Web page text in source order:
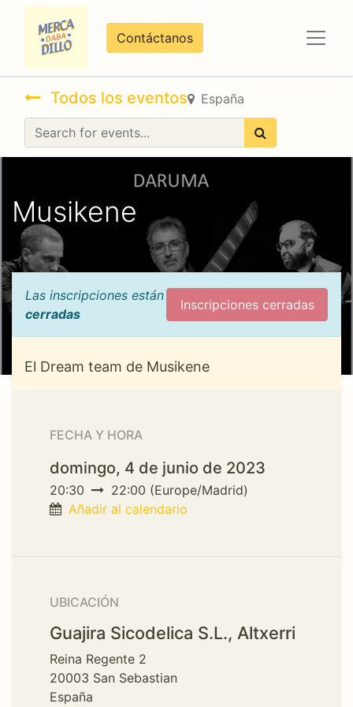
Contáctanos
Todos los eventos España
Musikene
Las inscripciones están
cerradas
Inscripciones cerradas
El Dream team de Musikene
FECHA Y HORA
domingo, 4 de junio de 2023
20:30 22:00 (Europe/Madrid)
Añadir al calendario
UBICACIÓN
Guajira Sicodelica S.L., Altxerri
Reina Regente 2
20003 San Sebastian
España